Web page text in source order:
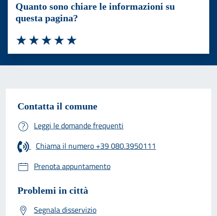
Quanto sono chiare le informazioni su
questa pagina?
Valuta 5 stelle su 5
Valuta 4 stelle su 5
Valuta 3 stelle su 5
Valuta 2 stelle su 5
Valuta 1 stelle su 5
Contatta il comune
Leggi le domande frequenti
Chiama il numero +39 080.3950111
Prenota appuntamento
Problemi in città
Segnala disservizio